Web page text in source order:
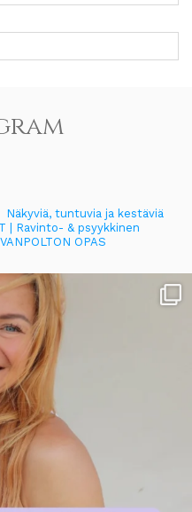
Näkyviä, tuntuvia ja kestäviä
| Ravinto- & psyykkinen
OPAS